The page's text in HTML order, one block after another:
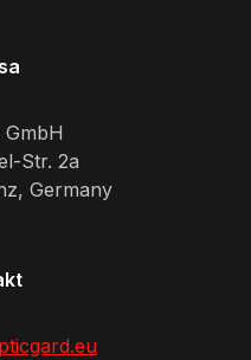
Str. 2a
Germany